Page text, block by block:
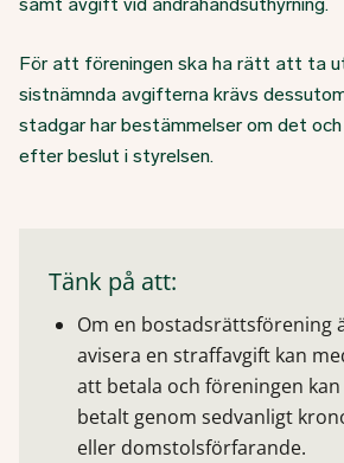
För att föreningen ska ha rätt att ta
sistnämnda avgifterna krävs
stadgar har bestämmelser om det
efter beslut i styrelsen.
Tänk på att:
Om en bostadsrättsförening
avisera en straffavgift kan
att betala och föreningen
betalt genom sedvanligt
eller domstolsförfarande.